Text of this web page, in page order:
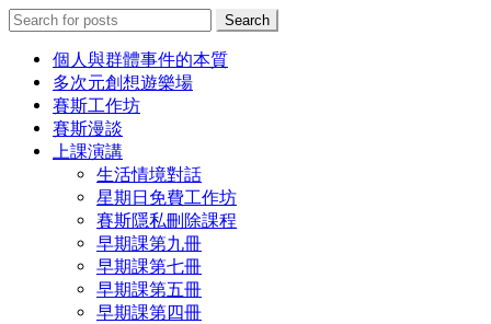
Search
for:
Search
個人與群體事件的本質
多次元創想遊樂場
賽斯工作坊
賽斯漫談
上課演講
生活情境對話
星期日免費工作坊
賽斯隱私刪除課程
早期課第九冊
早期課第七冊
早期課第五冊
早期課第四冊